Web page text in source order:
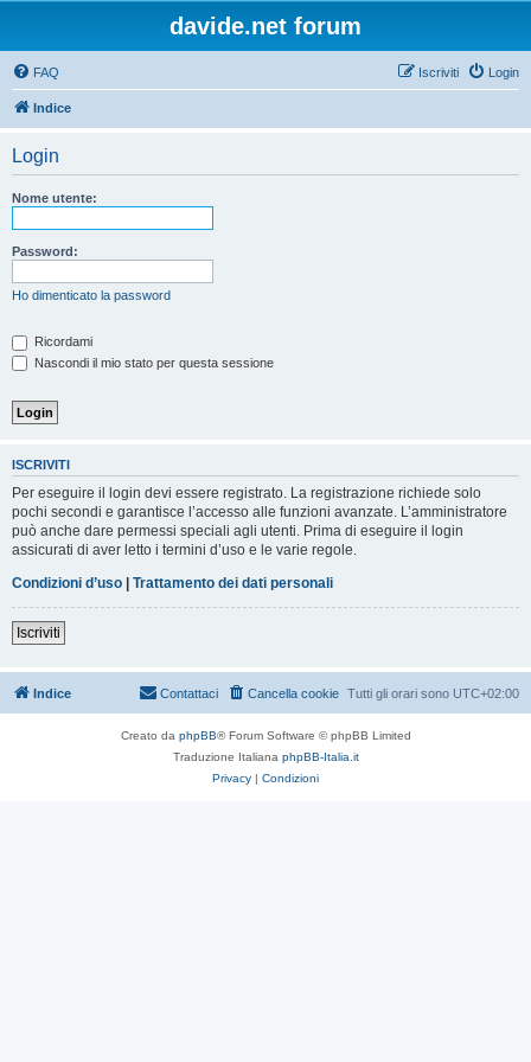
davide.net forum
FAQ Login
Iscriviti
Indice
Login
Nome utente:
Password:
Ho dimenticato la password
Ricordami
Nascondi il mio stato per questa sessione
ISCRIVITI
Per eseguire il login devi essere registrato. La registrazione richiede solo
pochi secondi e garantisce l’accesso alle funzioni avanzate. L’amministratore
può anche dare permessi speciali agli utenti. Prima di eseguire il login
assicurati di aver letto i termini d’uso e le varie regole.
Condizioni d’uso | Trattamento dei dati personali
Iscriviti
Indice Tutti gli orari sono UTC+02:00
Cancella cookie
Contattaci
Creato da phpBB® Forum Software © phpBB Limited
Traduzione Italiana phpBB-Italia.it
Privacy | Condizioni